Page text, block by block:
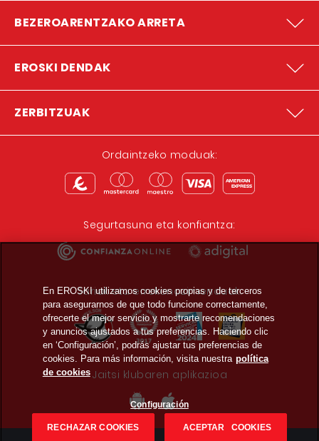
BEZEROARENTZAKO ARRETA
EROSKI DENDAK
ZERBITZUAK
Ordaintzeko moduak:
Segurtasuna eta konfiantza:
Sariak eta errekonozimenduak:
Jaitsi klubaren aplikazioa
En EROSKI utilizamos cookies propias y de terceros
para asegurarnos de que todo funcione correctamente,
ofrecerte el mejor servicio y mostrarte recomendaciones
y anuncios ajustados a tus preferencias. Haciendo clic
en ‘Configuración’, podrás ajustar tus preferencias de
cookies. Para más información, visita nuestra política
de cookies
Configuración
RECHAZAR COOKIES ACEPTAR COOKIES